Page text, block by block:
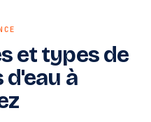
et types de
à